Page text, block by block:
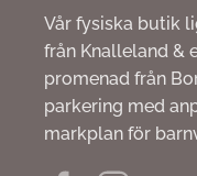
Vår fysiska butik
från Knalleland &
promenad från
parkering med
markplan för